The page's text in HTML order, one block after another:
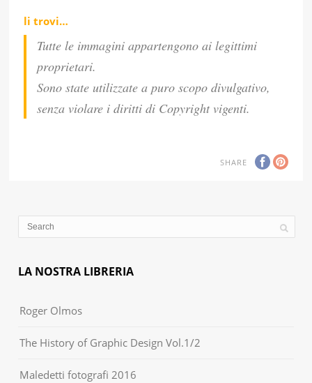
li trovi…
Tutte le immagini appartengono ai legittimi
proprietari.
Sono state utilizzate a puro scopo divulgativo,
senza violare i diritti di Copyright vigenti.
SHARE
LA NOSTRA LIBRERIA
Roger Olmos
The History of Graphic Design Vol.1/2
Maledetti fotografi 2016